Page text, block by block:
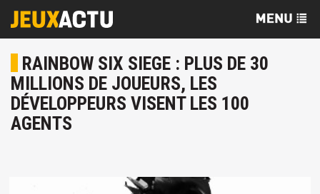
RAINBOW SIX SIEGE : PLUS DE 30
MILLIONS DE JOUEURS, LES
DÉVELOPPEURS VISENT LES 100
AGENTS